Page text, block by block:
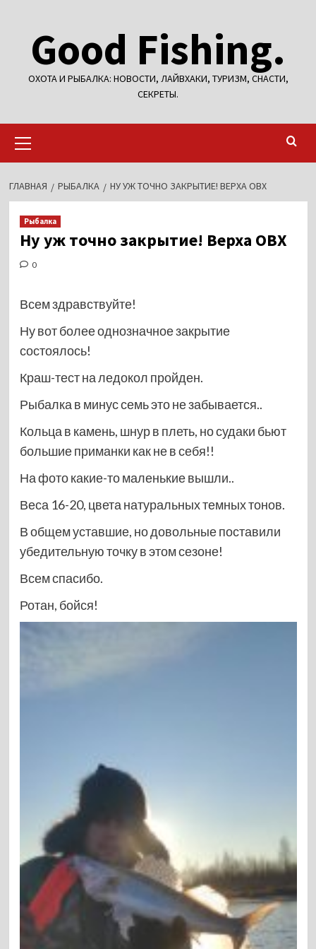
содержимому
Good Fishing.
ОХОТА И РЫБАЛКА: НОВОСТИ, ЛАЙВХАКИ, ТУРИЗМ, СНАСТИ,
СЕКРЕТЫ.
меню
ГЛАВНАЯ РЫБАЛКА НУ УЖ ТОЧНО ЗАКРЫТИЕ! ВЕРХА ОВХ
Рыбалка
Ну уж точно закрытие! Верха ОВХ
0
Всем здравствуйте!
Ну вот более однозначное закрытие
состоялось!
Краш-тест на ледокол пройден.
Рыбалка в минус семь это не забывается..
Кольца в камень, шнур в плеть, но судаки бьют
большие приманки как не в себя!!
На фото какие-то маленькие вышли..
Веса 16-20, цвета натуральных темных тонов.
В общем уставшие, но довольные поставили
убедительную точку в этом сезоне!
Всем спасибо.
Ротан, бойся!